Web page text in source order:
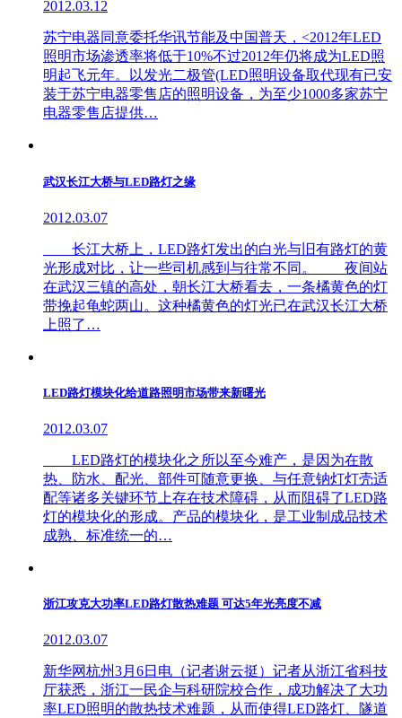
2012.03.12
苏宁电器同意委托华讯节能及中国普天，<2012年LED
照明市场渗透率将低于10%不过2012年仍将成为LED照
明起飞元年。以发光二极管(LED照明设备取代现有已安
装于苏宁电器零售店的照明设备，为至少1000多家苏宁
电器零售店提供…
武汉长江大桥与LED路灯之缘
2012.03.07
长江大桥上，LED路灯发出的白光与旧有路灯的黄
光形成对比，让一些司机感到与往常不同。 夜间站
在武汉三镇的高处，朝长江大桥看去，一条橘黄色的灯
带挽起龟蛇两山。这种橘黄色的灯光已在武汉长江大桥
上照了…
LED路灯模块化给道路照明市场带来新曙光
2012.03.07
LED路灯的模块化之所以至今难产，是因为在散
热、防水、配光、部件可随意更换、与任意钠灯灯壳适
配等诸多关键环节上存在技术障碍，从而阻碍了LED路
灯的模块化的形成。产品的模块化，是工业制成品技术
成熟、标准统一的…
浙江攻克大功率LED路灯散热难题 可达5年光亮度不减
2012.03.07
新华网杭州3月6日电（记者谢云挺）记者从浙江省科技
厅获悉，浙江一民企与科研院校合作，成功解决了大功
率LED照明的散热技术难题，从而使得LED路灯、隧道